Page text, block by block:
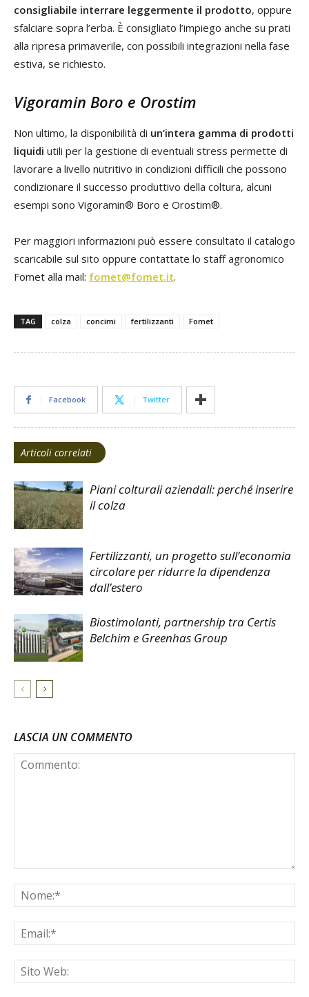
consigliabile interrare leggermente il prodotto, oppure
sfalciare sopra l’erba. È consigliato l’impiego anche su prati
alla ripresa primaverile, con possibili integrazioni nella fase
estiva, se richiesto.
Vigoramin Boro e Orostim
Non ultimo, la disponibilità di un’intera gamma di prodotti
liquidi utili per la gestione di eventuali stress permette di
lavorare a livello nutritivo in condizioni difficili che possono
condizionare il successo produttivo della coltura, alcuni
esempi sono Vigoramin® Boro e Orostim®.
Per maggiori informazioni può essere consultato il catalogo
scaricabile sul sito oppure contattate lo staff agronomico
Fomet alla mail: fomet@fomet.it.
TAG colza concimi fertilizzanti Fomet
Facebook Twitter
Articoli correlati
Piani colturali aziendali: perché inserire
il colza
Fertilizzanti, un progetto sull’economia
circolare per ridurre la dipendenza
dall’estero
Biostimolanti, partnership tra Certis
Belchim e Greenhas Group
LASCIA UN COMMENTO